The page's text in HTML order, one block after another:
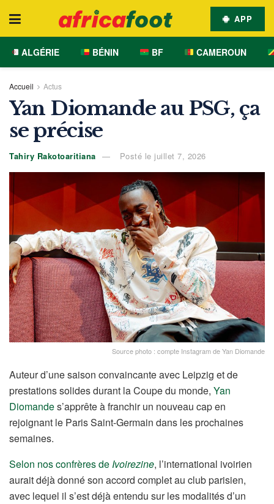
APP
ALGÉRIE BÉNIN BF CAMEROUN
Accueil Actus
Yan Diomande au PSG, ça
se précise
Tahiry Rakotoaritiana Posté le juillet 7, 2026
Source photo : compte Instagram de Yan Diomande
Auteur d’une saison convaincante avec Leipzig et de
prestations solides durant la Coupe du monde, Yan
Diomandes’apprête à franchir un nouveau cap en
rejoignant le Paris Saint-Germain dans les prochaines
semaines.
Selon nos confrères deIvoirezine, l’international ivoirien
aurait déjà donné son accord complet au club parisien,
avec lequel il s’est déjà entendu sur les modalités d’un